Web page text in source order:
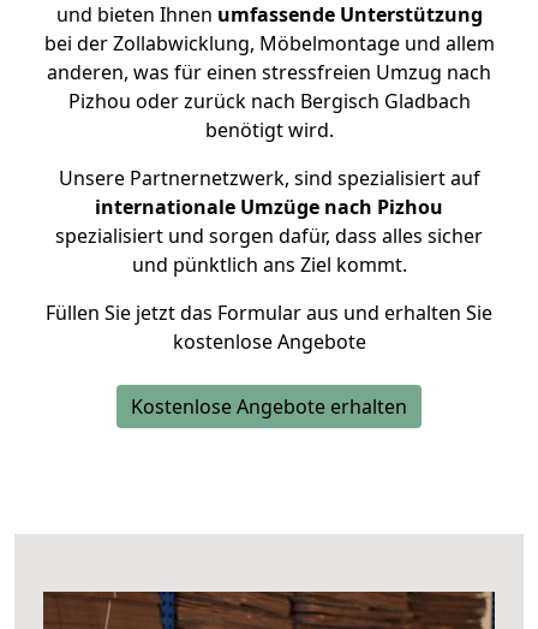
und bieten Ihnen umfassende Unterstützung
bei der Zollabwicklung, Möbelmontage und allem
anderen, was für einen stressfreien Umzug nach
Pizhou oder zurück nach Bergisch Gladbach
benötigt wird.
Unsere Partnernetzwerk, sind spezialisiert auf
internationale Umzüge nach Pizhou
spezialisiert und sorgen dafür, dass alles sicher
und pünktlich ans Ziel kommt.
Füllen Sie jetzt das Formular aus und erhalten Sie
kostenlose Angebote
Kostenlose Angebote erhalten